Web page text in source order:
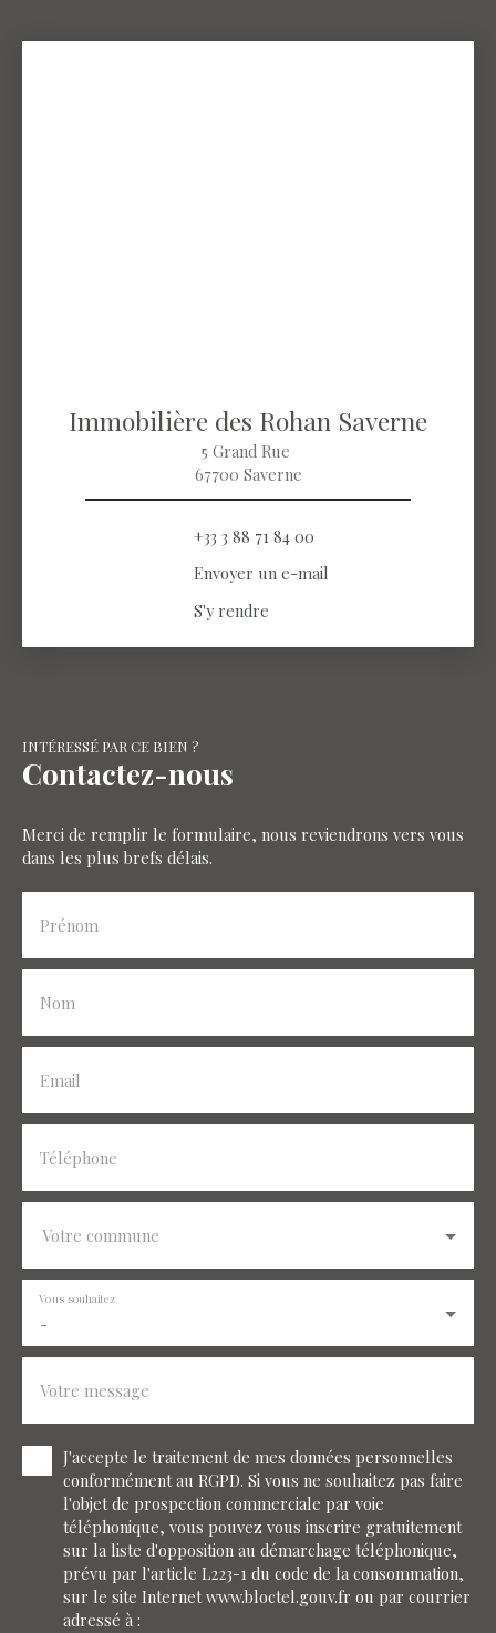
Immobilière des Rohan Saverne
5 Grand Rue
67700 Saverne
+33 3 88 71 84 00
Envoyer un e-mail
S'y rendre
INTÉRESSÉ PAR CE BIEN ?
Contactez-nous
Merci de remplir le formulaire, nous reviendrons vers vous
dans les plus brefs délais.
Prénom
Nom
Email
Téléphone
Votre commune
-
Vous souhaitez
Votre message
J'accepte le traitement de mes données personnelles
conformément au RGPD. Si vous ne souhaitez pas faire
l'objet de prospection commerciale par voie
téléphonique, vous pouvez vous inscrire gratuitement
sur la liste d'opposition au démarchage téléphonique,
prévu par l'article L223-1 du code de la consommation,
sur le site Internet www.bloctel.gouv.fr ou par courrier
adressé à :